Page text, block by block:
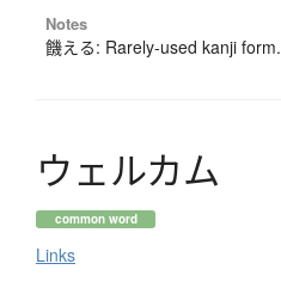
Notes
饑える: Rarely-used kanji form.
ウェルカム
common word
Links